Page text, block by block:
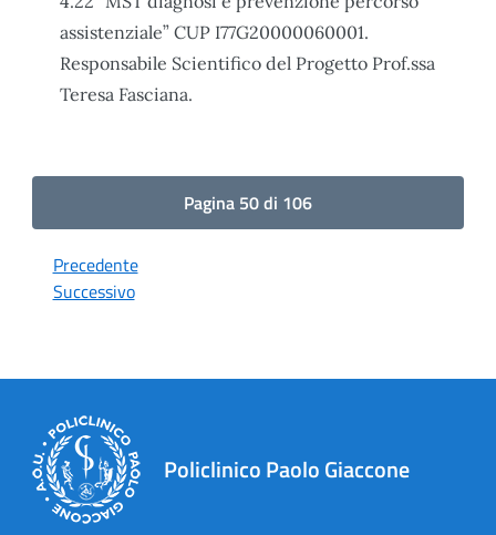
assistenziale” CUP I77G20000060001.
Responsabile Scientifico del Progetto Prof.ssa
Teresa Fasciana.
Pagina 50 di 106
Precedente
Successivo
Policlinico Paolo Giaccone